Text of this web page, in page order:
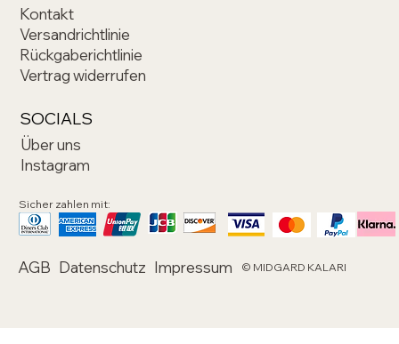
SOCIALS
Über uns
Instagram
Kontakt
Versandrichtlinie
Rückgaberichtlinie
Vertrag widerrufen
Sicher zahlen mit:
AGB Datenschutz Impressum © MIDGARD KALARI